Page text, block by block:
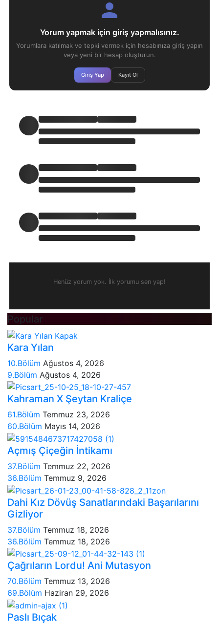
Yorum yapmak için giriş yapmalısınız.
Yorumlara katılmak ve tepki vermek için hesabınıza giriş yapın
veya yeni bir hesap oluşturun.
Giriş Yap Kayıt Ol
Henüz yorum yok. İlk yorumu sen yap!
Popular
Kara Yılan
10.Bölüm Ağustos 4, 2026
9.Bölüm Ağustos 4, 2026
Kahraman X Şeytan Kraliçe
61.Bölüm Temmuz 23, 2026
60.Bölüm Mayıs 14, 2026
Açmış Çiçeğin İntikamı
37.Bölüm Temmuz 22, 2026
36.Bölüm Temmuz 9, 2026
Dahi Kız Dövüş Sanatlarındaki Başarılarını
Gizliyor
37.Bölüm Temmuz 18, 2026
36.Bölüm Temmuz 18, 2026
Çağrıların Lordu! Ani Mutasyon
70.Bölüm Temmuz 13, 2026
69.Bölüm Haziran 29, 2026
Paslı Bıçak